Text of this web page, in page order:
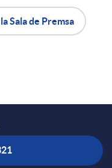
Sala de Premsa